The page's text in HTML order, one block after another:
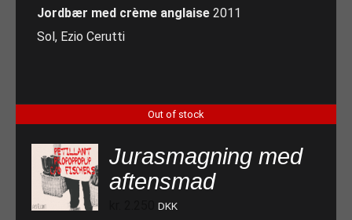
Jordbær med crème anglaise 2011
Sol, Ezio Cerutti
Out of stock
Jurasmagning med
aftensmad
DKK